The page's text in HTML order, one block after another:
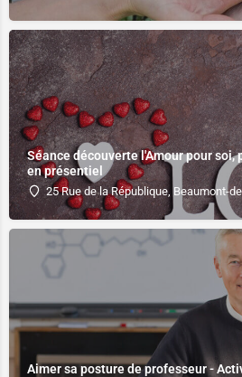
Séance découverte l'Amour pour
en présentiel
25 Rue de la République, Beaumont-
Aimer sa posture de professeur -